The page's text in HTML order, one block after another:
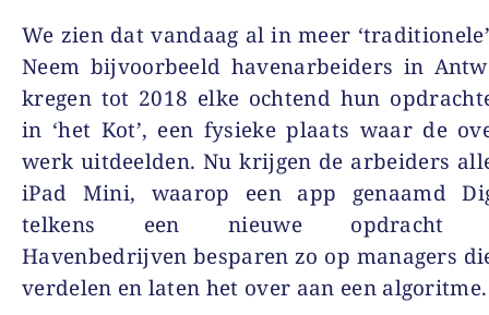
We zien dat vandaag al in meer
Neem bijvoorbeeld havenarbeiders in
kregen tot 2018 elke ochtend hun
in ‘het Kot’, een fysieke plaats waar de
werk uitdeelden. Nu krijgen de arbeiders
iPad Mini, waarop een app genaamd
telkens een nieuwe opdracht
Havenbedrijven besparen zo op managers
verdelen en laten het over aan een algoritme.